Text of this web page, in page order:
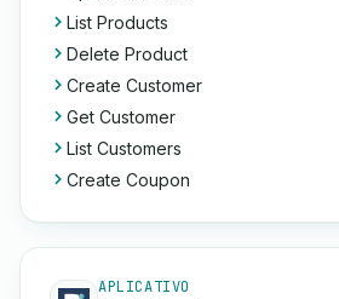
List Products
Delete Product
Create Customer
Get Customer
List Customers
Create Coupon
APLICATIVO